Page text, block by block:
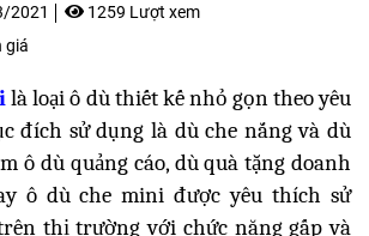
2021
1259 Lượt xem
giá
là loại ô dù thiết kế nhỏ gọn theo yêu
đích sử dụng là dù che nắng và dù
ô dù quảng cáo, dù quà tặng doanh
ô dù che mini được yêu thích sử
thị trường với chức năng gấp và